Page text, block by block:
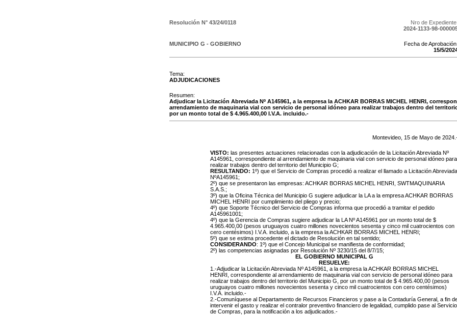
Resolución N° 43/24/0118
Nro de
2024-1133-98-
MUNICIPIO G - GOBIERNO
Fecha de
15/5/
Tema:
ADJUDICACIONES
Resumen:
Adjudicar la Licitación Abreviada Nº A145961, a la empresa la ACHKAR BORRAS MICHEL HENRI,
arrendamiento de maquinaria vial con servicio de personal idóneo para realizar trabajos dentro del
por un monto total de $ 4.965.400,00 I.V.A. incluido.-
Montevideo, 15 de Mayo de 2024
VISTO: las presentes actuaciones relacionadas con la adjudicación de la Licitación Abreviada Nº
A145961, correspondiente al arrendamiento de maquinaria vial con servicio de personal idóneo para
realizar trabajos dentro del territorio del Municipio G;
RESULTANDO: 1º) que el Servicio de Compras procedió a realizar el llamado a Licitación Abreviada
NºA145961;
2º) que se presentaron las empresas: ACHKAR BORRAS MICHEL HENRI, SWTMAQUINARIA
S.A.S.;
3º) que la Oficina Técnica del Municipio G sugiere adjudicar la LA a la empresaACHKAR BORRAS
MICHEL HENRI por cumplimiento del pliego y precio;
4º) que Soporte Técnico del Servicio de Compras informa que procedió a tramitar el pedido
A145961001;
4º) que la Gerencia de Compras sugiere adjudicar la LA Nº A145961 por un monto total de $
4.965.400,00 (pesos uruguayos cuatro millones novecientos sesenta y cinco mil cuatrocientos con
cero centésimos) I.V.A. incluido, a la empresa la ACHKAR BORRAS MICHEL HENRI;
5º) que se estima procedente el dictado de Resolución en tal sentido;
CONSIDERANDO: 1º) que el Concejo Municipal se manifiesta de conformidad;
2º) las competencias asignadas por Resolución Nº 3230/15 del 8/7/15;
EL GOBIERNO MUNICIPAL G
RESUELVE:
1.-Adjudicar la Licitación Abreviada Nº A145961, a la empresa la ACHKAR BORRAS MICHEL
HENRI , correspondiente al arrendamiento de maquinaria vial con servicio de personal idóneo para
realizar trabajos dentro del territorio del Municipio G, por un monto total de $ 4.965.400,00 (pesos
uruguayos cuatro millones novecientos sesenta y cinco mil cuatrocientos con cero centésimos)
I.V.A. incluido.-
2.-Comuníquese al Departamento de Recursos Financieros y pase a la Contaduría General, a fin
intervenir el gasto y realizar el contralor preventivo financiero de legalidad, cumplido pase al Servicio
de Compras, para la notificación a los adjudicados.-